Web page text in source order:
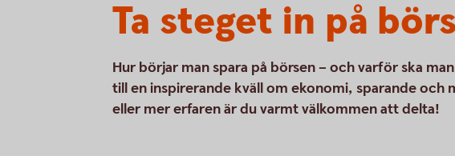
Ta steget in på
Hur börjar man spara på börsen – och varför ska
till en inspirerande kväll om ekonomi, sparande och
eller mer erfaren är du varmt välkommen att delta!